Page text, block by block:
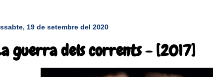
19 de setembre del 2020
guerra dels corrents - [2017]